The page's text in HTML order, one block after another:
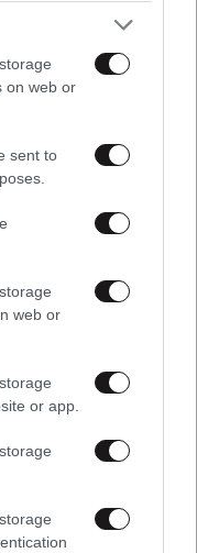
on web or
sent to
web or
or app.